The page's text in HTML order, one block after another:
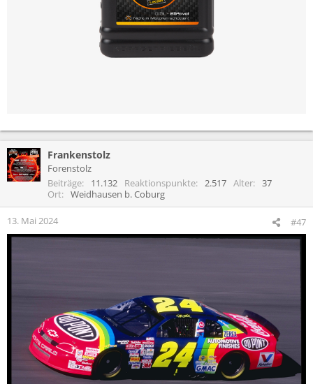
Frankenstolz
Forenstolz
Beiträge
11.132 Reaktionspunkte 2.517 Alter
37
Ort
Weidhausen b. Coburg
13. Mai 2024 #47